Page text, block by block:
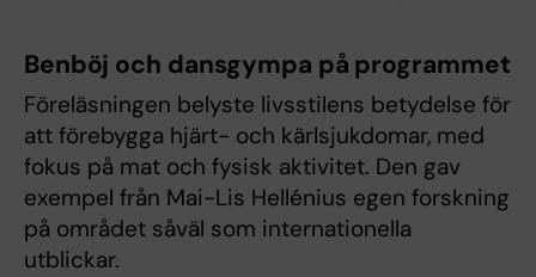
Benböj och dansgympa på programmet
Föreläsningen belyste livsstilens betydelse för
att förebygga hjärt- och kärlsjukdomar, med
fokus på mat och fysisk aktivitet. Den gav
exempel från Mai-Lis Hellénius egen forskning
på området såväl som internationella
utblickar.